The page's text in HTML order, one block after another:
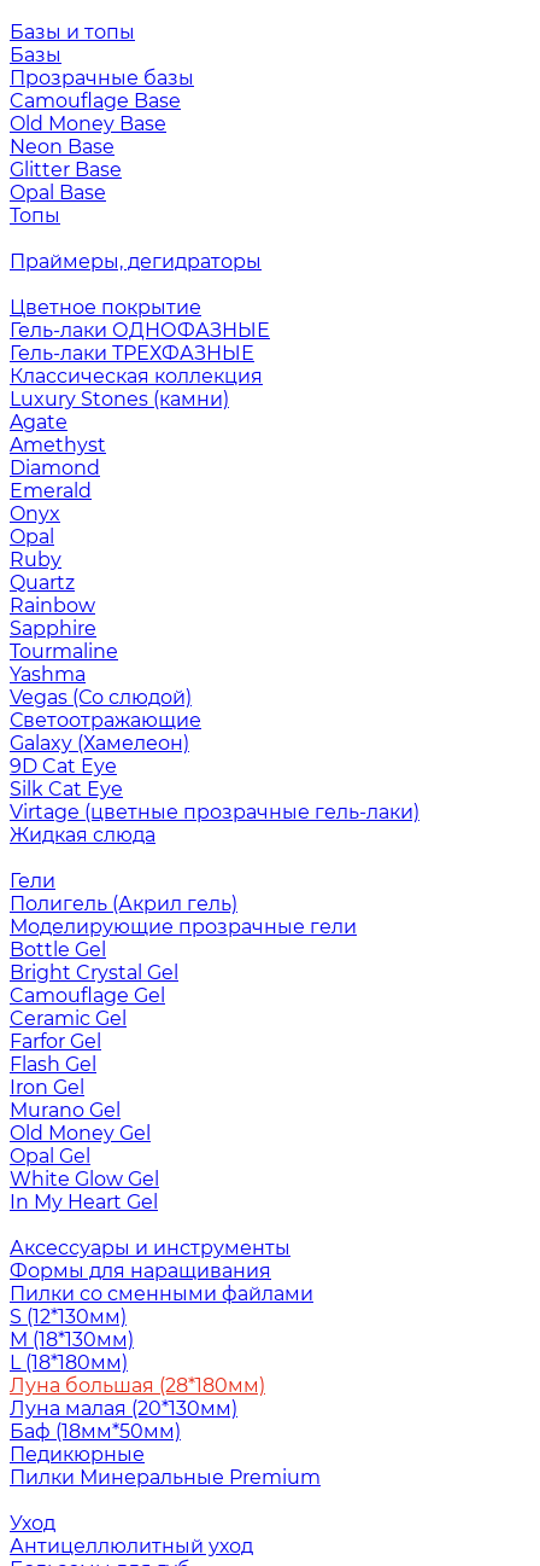
Базы и топы
Базы
Прозрачные базы
Camouflage Base
Old Money Base
Neon Base
Glitter Base
Opal Base
Топы
Праймеры, дегидраторы
Цветное покрытие
Гель-лаки ОДНОФАЗНЫЕ
Гель-лаки ТРЕХФАЗНЫЕ
Классическая коллекция
Luxury Stones (камни)
Agate
Amethyst
Diamond
Emerald
Onyx
Opal
Ruby
Quartz
Rainbow
Sapphire
Tourmaline
Yashma
Vegas (Со слюдой)
Светоотражающие
Galaxy (Хамелеон)
9D Cat Eye
Silk Cat Eye
Virtage (цветные прозрачные гель-лаки)
Жидкая слюда
Гели
Полигель (Акрил гель)
Моделирующие прозрачные гели
Bottle Gel
Bright Crystal Gel
Camouflage Gel
Ceramic Gel
Farfor Gel
Flash Gel
Iron Gel
Murano Gel
Old Money Gel
Opal Gel
White Glow Gel
In My Heart Gel
Аксессуары и инструменты
Формы для наращивания
Пилки со сменными файлами
S (12*130мм)
M (18*130мм)
L (18*180мм)
Луна большая (28*180мм)
Луна малая (20*130мм)
Баф (18мм*50мм)
Педикюрные
Пилки Минеральные Premium
Уход
Антицеллюлитный уход